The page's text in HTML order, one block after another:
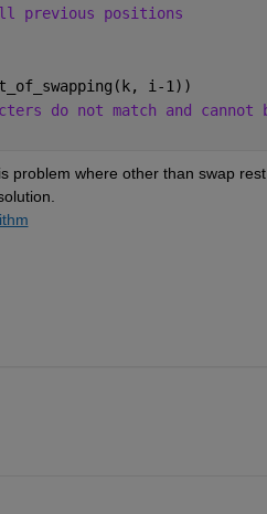
all previous positions
i-1))
do not match and cannot
problem where other than swap